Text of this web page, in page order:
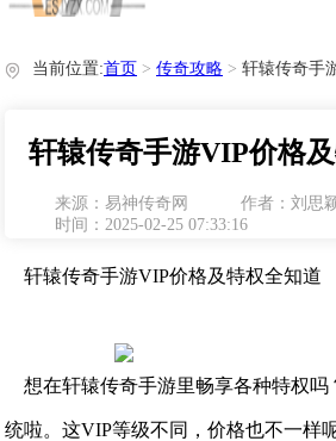
传奇攻略
心得玩法
当前位置:首页 > 传奇攻略 > 轩辕传奇手
轩辕传奇手游VIP价格
来源：易神传奇网
作者：刘思
时间：2025-02-25 07:33:16
轩辕传奇手游VIP价格及特权全知道
想在轩辕传奇手游里畅享各种特权吗
统啦。这VIP等级不同，价格也不一样